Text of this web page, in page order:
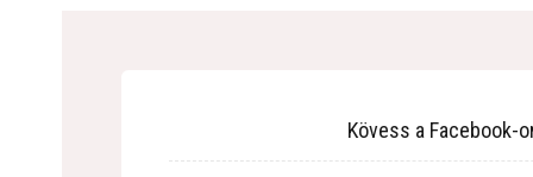
Kövess a Facebook-